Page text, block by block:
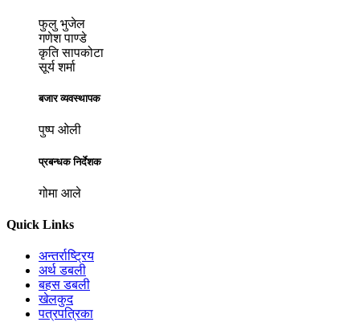
फुलु भुजेल
गणेश पाण्डे
कृति सापकोटा
सूर्य शर्मा
बजार व्यवस्थापक
पुष्प ओली
प्रबन्धक निर्देशक
गोमा आले
Quick Links
अन्तर्राष्ट्रिय
अर्थ डबली
बहस डबली
खेलकुद
पत्रपत्रिका